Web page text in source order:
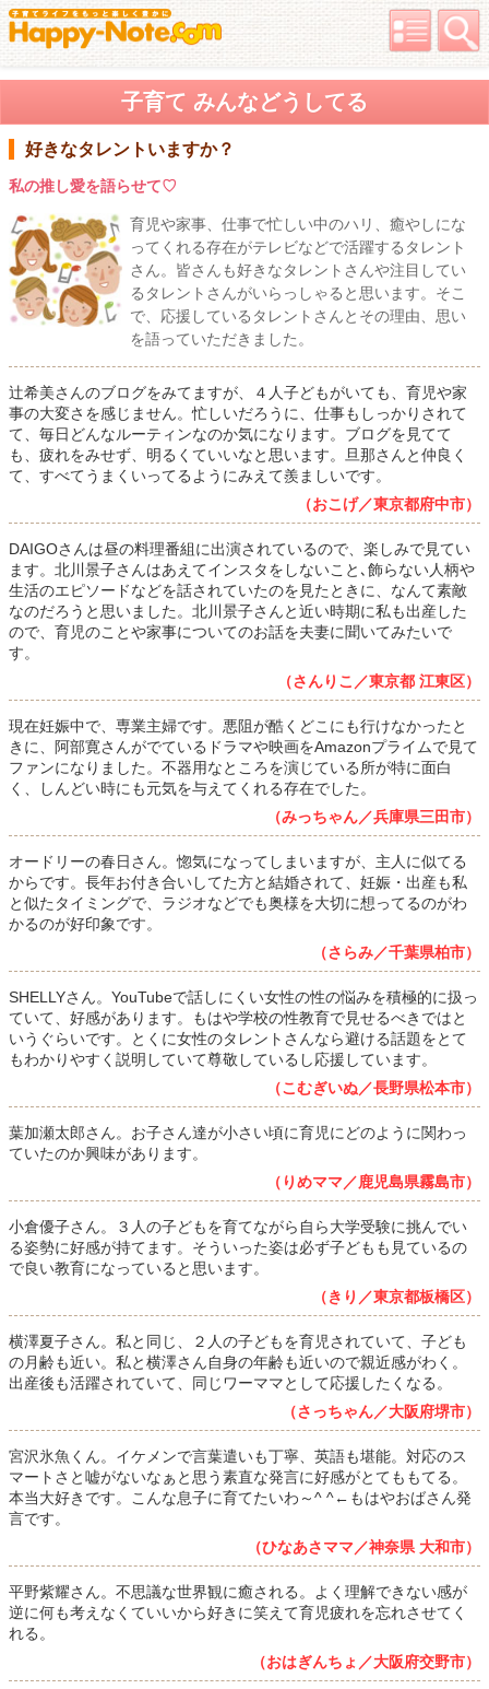
子育て みんなどうしてる
好きなタレントいますか？
私の推し愛を語らせて♡
育児や家事、仕事で忙しい中のハリ、癒やしにな
ってくれる存在がテレビなどで活躍するタレント
さん。皆さんも好きなタレントさんや注目してい
るタレントさんがいらっしゃると思います。そこ
で、応援しているタレントさんとその理由、思い
を語っていただきました。
辻希美さんのブログをみてますが、４人子どもがいても、育児や家
事の大変さを感じません。忙しいだろうに、仕事もしっかりされて
て、毎日どんなルーティンなのか気になります。ブログを見てて
も、疲れをみせず、明るくていいなと思います。旦那さんと仲良く
て、すべてうまくいってるようにみえて羨ましいです。
（おこげ／東京都府中市）
DAIGOさんは昼の料理番組に出演されているので、楽しみで見てい
ます。北川景子さんはあえてインスタをしないこと､飾らない人柄や
生活のエピソードなどを話されていたのを見たときに、なんて素敵
なのだろうと思いました。北川景子さんと近い時期に私も出産した
ので、育児のことや家事についてのお話を夫妻に聞いてみたいで
す。
（さんりこ／東京都 江東区）
現在妊娠中で、専業主婦です。悪阻が酷くどこにも行けなかったと
きに、阿部寛さんがでているドラマや映画をAmazonプライムで見て
ファンになりました。不器用なところを演じている所が特に面白
く、しんどい時にも元気を与えてくれる存在でした。
（みっちゃん／兵庫県三田市）
オードリーの春日さん。惚気になってしまいますが、主人に似てる
からです。長年お付き合いしてた方と結婚されて、妊娠・出産も私
と似たタイミングで、ラジオなどでも奥様を大切に想ってるのがわ
かるのが好印象です。
（さらみ／千葉県柏市）
SHELLYさん。YouTubeで話しにくい女性の性の悩みを積極的に扱っ
ていて、好感があります。もはや学校の性教育で見せるべきではと
いうぐらいです。とくに女性のタレントさんなら避ける話題をとて
もわかりやすく説明していて尊敬しているし応援しています。
（こむぎいぬ／長野県松本市）
葉加瀬太郎さん。お子さん達が小さい頃に育児にどのように関わっ
ていたのか興味があります。
（りめママ／鹿児島県霧島市）
小倉優子さん。３人の子どもを育てながら自ら大学受験に挑んでい
る姿勢に好感が持てます。そういった姿は必ず子どもも見ているの
で良い教育になっていると思います。
（きり／東京都板橋区）
横澤夏子さん。私と同じ、２人の子どもを育児されていて、子ども
の月齢も近い。私と横澤さん自身の年齢も近いので親近感がわく。
出産後も活躍されていて、同じワーママとして応援したくなる。
（さっちゃん／大阪府堺市）
宮沢氷魚くん。イケメンで言葉遣いも丁寧、英語も堪能。対応のス
マートさと嘘がないなぁと思う素直な発言に好感がとてももてる。
本当大好きです。こんな息子に育てたいわ～^ ^←もはやおばさん発
言です。
（ひなあさママ／神奈県 大和市）
平野紫耀さん。不思議な世界観に癒される。よく理解できない感が
逆に何も考えなくていいから好きに笑えて育児疲れを忘れさせてく
れる。
（おはぎんちょ／大阪府交野市）